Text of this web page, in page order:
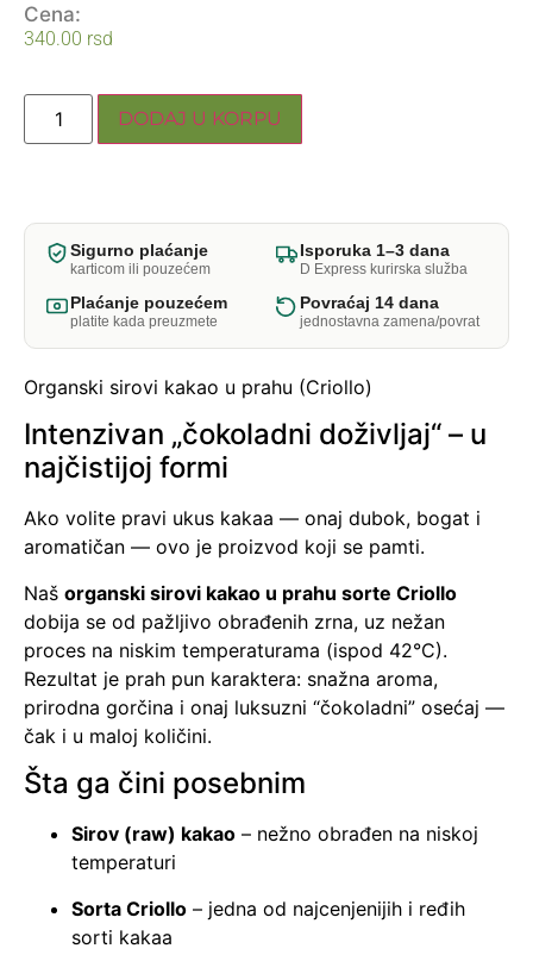
Cena:
340.00 rsd
DODAJ U KORPU
Sigurno plaćanje
karticom ili pouzećem
Isporuka 1–3 dana
D Express kurirska služba
Plaćanje pouzećem
platite kada preuzmete
Povraćaj 14 dana
jednostavna zamena/povrat
Organski sirovi kakao u prahu (Criollo)
Intenzivan „čokoladni doživljaj“ – u
najčistijoj formi
Ako volite pravi ukus kakaa — onaj dubok, bogat i
aromatičan — ovo je proizvod koji se pamti.
Naš organski sirovi kakao u prahu sorte Criollo
dobija se od pažljivo obrađenih zrna, uz nežan
proces na niskim temperaturama (ispod 42°C).
Rezultat je prah pun karaktera: snažna aroma,
prirodna gorčina i onaj luksuzni “čokoladni” osećaj —
čak i u maloj količini.
Šta ga čini posebnim
Sirov (raw) kakao – nežno obrađen na niskoj
temperaturi
Sorta Criollo – jedna od najcenjenijih i ređih
sorti kakaa